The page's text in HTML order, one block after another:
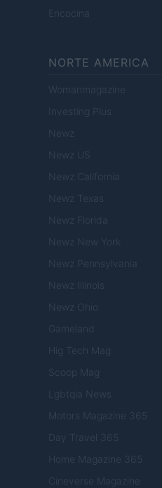
Encocina
NORTE AMERICA
Womanmagazine
Investing Plus
Newz
Newz US
Newz California
Newz Texas
Newz Florida
Newz New York
Newz Pennsylvania
Newz Illinois
Newz Ohio
Gameland
Hig Tech Mag
Scoop Mag
Lgbtqia News
Motors Magazine 365
Day Travel 365
Home Magazine 365
Cineverse Magazine